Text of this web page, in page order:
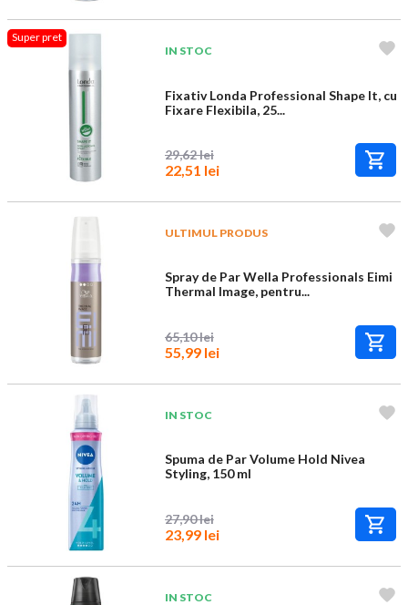
Super pret
IN STOC
Fixativ Londa Professional Shape It, cu
Fixare Flexibila, 25...
29,62 lei
22,51 lei
ULTIMUL PRODUS
Spray de Par Wella Professionals Eimi
Thermal Image, pentru...
65,10 lei
55,99 lei
IN STOC
Spuma de Par Volume Hold Nivea
Styling, 150 ml
27,90 lei
23,99 lei
IN STOC